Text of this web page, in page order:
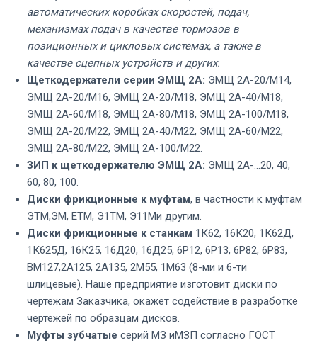
автоматических коробках скоростей, подач,
механизмах подач в качестве тормозов в
позиционных и цикловых системах, а также в
качестве сцепных устройств и других.
Щеткодержатели серии ЭМЩ 2А: ЭМЩ 2А-20/М14,
ЭМЩ 2А-20/М16, ЭМЩ 2А-20/М18, ЭМЩ 2А-40/М18,
ЭМЩ 2А-60/М18, ЭМЩ 2А-80/М18, ЭМЩ 2А-100/М18,
ЭМЩ 2А-20/М22, ЭМЩ 2А-40/М22, ЭМЩ 2А-60/М22,
ЭМЩ 2А-80/М22, ЭМЩ 2А-100/М22.
ЗИП к щеткодержателю ЭМЩ 2А: ЭМЩ 2А-…20, 40,
60, 80, 100.
Диски фрикционные к муфтам, в частности к муфтам
ЭТМ,ЭМ, ЕТМ, Э1ТМ, Э11Ми другим.
Диски фрикционные к станкам 1К62, 16К20, 1К62Д,
1К625Д, 16К25, 16Д20, 16Д25, 6Р12, 6Р13, 6Р82, 6Р83,
ВМ127,2А125, 2А135, 2М55, 1М63 (8-ми и 6-ти
шлицевые). Наше предприятие изготовит диски по
чертежам Заказчика, окажет содействие в разработке
чертежей по образцам дисков.
Муфты зубчатые серий МЗ иМЗП согласно ГОСТ